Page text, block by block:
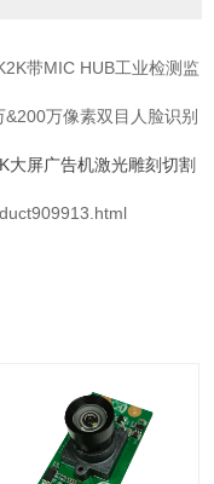
带MIC HUB工业检测监
万像素双目人脸识别
大屏广告机激光雕刻切割